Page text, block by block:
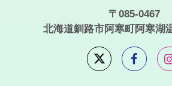
〒085-0467
北海道釧路市阿寒町阿寒湖